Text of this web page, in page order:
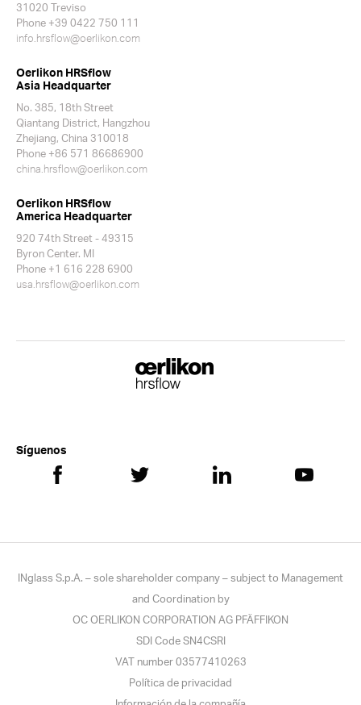
31020 Treviso
Phone +39 0422 750 111
info.hrsflow@oerlikon.com
Oerlikon HRSflow
Asia Headquarter
No. 385, 18th Street
Qiantang District, Hangzhou
Zhejiang, China 310018
Phone +86 571 86686900
china.hrsflow@oerlikon.com
Oerlikon HRSflow
America Headquarter
920 74th Street - 49315
Byron Center. MI
Phone +1 616 228 6900
usa.hrsflow@oerlikon.com
Síguenos
INglass S.p.A. – sole shareholder company – subject to Management
and Coordination by
OC OERLIKON CORPORATION AG PFÄFFIKON
SDI Code SN4CSRI
VAT number 03577410263
Política de privacidad